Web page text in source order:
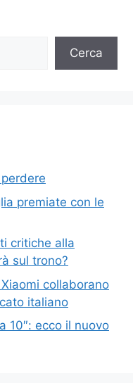
Cerca
premiate con le
critiche alla
sul trono?
collaborano
italiano
10″: ecco il nuovo